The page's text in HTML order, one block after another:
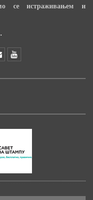
се истраживањем и